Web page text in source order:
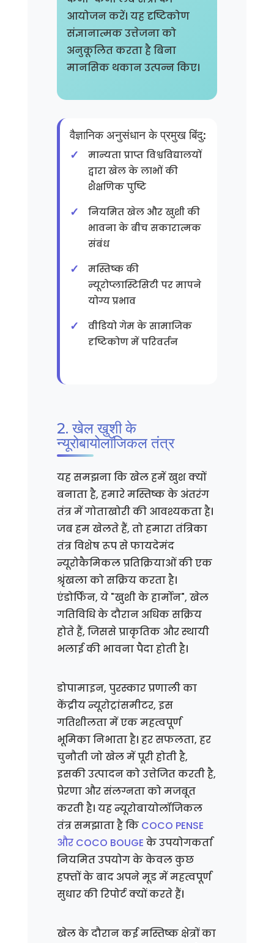
आयोजन करें। यह दृष्टिकोण
संज्ञानात्मक उत्तेजना को
अनुकूलित करता है बिना
मानसिक थकान उत्पन्न किए।
वैज्ञानिक अनुसंधान के प्रमुख बिंदु:
मान्यता प्राप्त विश्वविद्यालयों
द्वारा खेल के लाभों की
शैक्षणिक पुष्टि
नियमित खेल और खुशी की
भावना के बीच सकारात्मक
संबंध
मस्तिष्क की
न्यूरोप्लास्टिसिटी पर मापने
योग्य प्रभाव
वीडियो गेम के सामाजिक
दृष्टिकोण में परिवर्तन
2. खेल खुशी के
न्यूरोबायोलॉजिकल तंत्र
यह समझना कि खेल हमें खुश क्यों
बनाता है, हमारे मस्तिष्क के अंतरंग
तंत्र में गोताखोरी की आवश्यकता है।
जब हम खेलते हैं, तो हमारा तंत्रिका
तंत्र विशेष रूप से फायदेमंद
न्यूरोकैमिकल प्रतिक्रियाओं की एक
श्रृंखला को सक्रिय करता है।
एंडोर्फिन, ये "खुशी के हार्मोन", खेल
गतिविधि के दौरान अधिक सक्रिय
होते हैं, जिससे प्राकृतिक और स्थायी
भलाई की भावना पैदा होती है।
डोपामाइन, पुरस्कार प्रणाली का
केंद्रीय न्यूरोट्रांसमीटर, इस
गतिशीलता में एक महत्वपूर्ण
भूमिका निभाता है। हर सफलता, हर
चुनौती जो खेल में पूरी होती है,
इसकी उत्पादन को उत्तेजित करती है,
प्रेरणा और संलग्नता को मजबूत
करती है। यह न्यूरोबायोलॉजिकल
तंत्र समझाता है कि COCO PENSE
और COCO BOUGE के उपयोगकर्ता
नियमित उपयोग के केवल कुछ
हफ्तों के बाद अपने मूड में महत्वपूर्ण
सुधार की रिपोर्ट क्यों करते हैं।
खेल के दौरान कई मस्तिष्क क्षेत्रों का